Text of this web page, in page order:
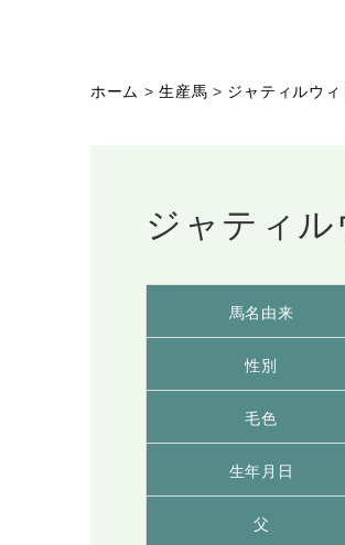
ホーム >生産馬 > ジャティルウ
ジャティ
馬名由来
性別
毛色
生年月日
父